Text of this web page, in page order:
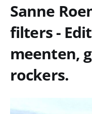
Sanne
filters -
meenten,
rockers.